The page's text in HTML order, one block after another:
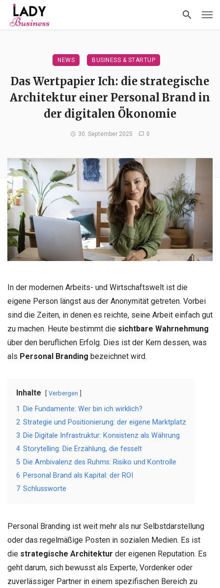
NEWS BUSINESS & STARTUP
Das Wertpapier Ich: die strategische
Architektur einer Personal Brand in
der digitalen Ökonomie
30. September 2025 0
In der modernen Arbeits- und Wirtschaftswelt ist die
eigene Person längst aus der Anonymität getreten. Vorbei
sind die Zeiten, in denen es reichte, seine Arbeit einfach gut
zu machen. Heute bestimmt die sichtbare Wahrnehmung
über den beruflichen Erfolg. Dies ist der Kern dessen, was
als Personal Branding bezeichnet wird.
Inhalte Verbergen
1
Die Fundamente: Wer bin ich wirklich?
2 Strategie und Positionierung: der eigene Marktplatz
3 Die Digitale Infrastruktur: Konsistenz als Währung
4 Storytelling: Die Erzählung, die fesselt
5 Die Ambivalenz des Ruhms: Risiko und Kontrolle
6 Personal Brand als Kapital: der ROI
7 Schlussworte
Personal Branding ist weit mehr als nur Selbstdarstellung
oder das regelmäßige Posten in sozialen Medien. Es ist
die strategische Architektur der eigenen Reputation. Es
geht darum, sich bewusst als Experte, Vordenker oder
zuverlässiger Partner in einem spezifischen Bereich zu